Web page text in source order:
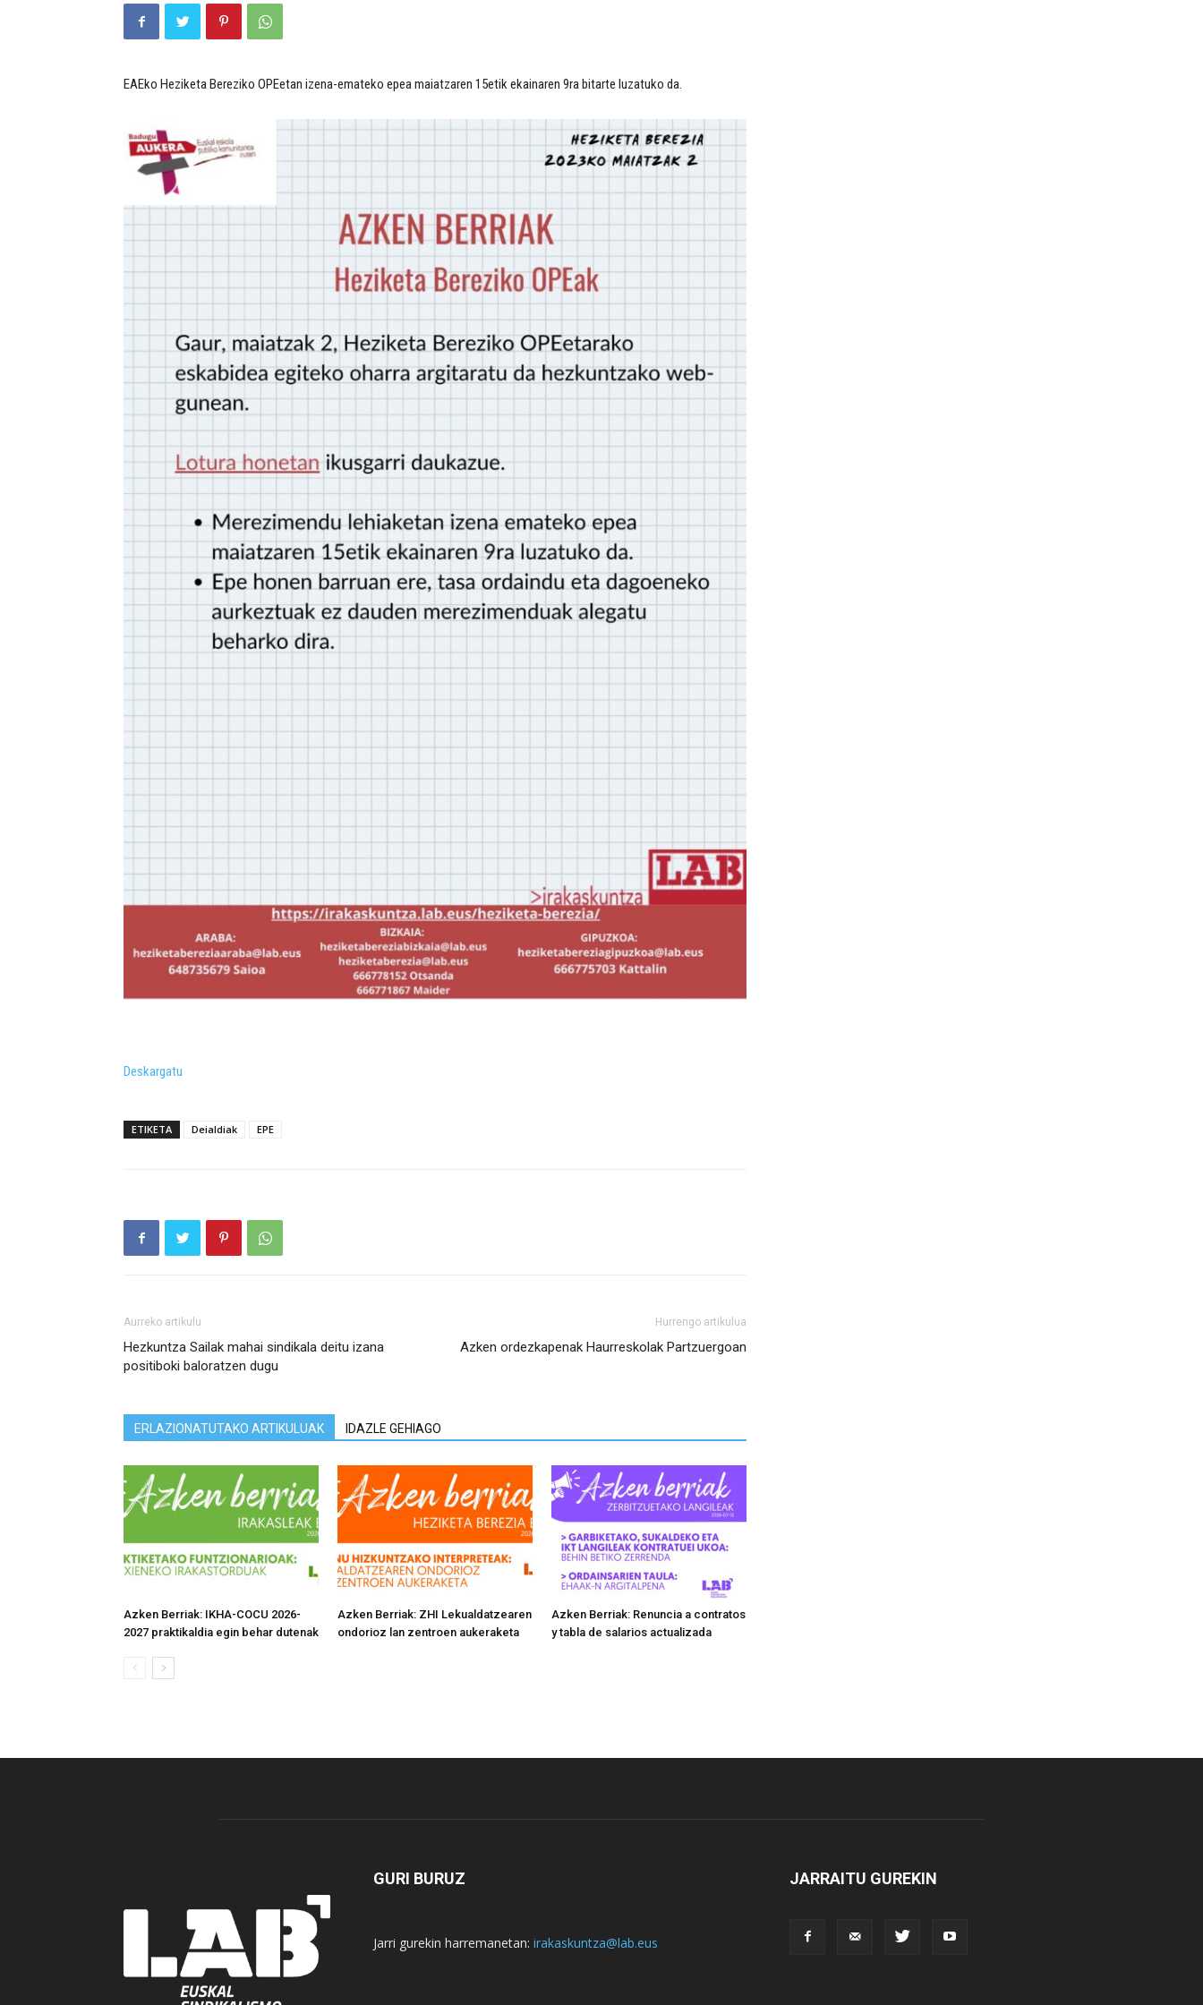
EAEko Heziketa Bereziko OPEetan izena-emateko epea maiatzaren 15etik ekainaren 9ra bitarte luzatuko da.
Deskargatu
ETIKETA Deialdiak EPE
Aurreko artikulu
Hezkuntza Sailak mahai sindikala deitu izana
positiboki baloratzen dugu
Hurrengo artikulua
Azken ordezkapenak Haurreskolak Partzuergoan
ERLAZIONATUTAKO ARTIKULUAK IDAZLE GEHIAGO
Azken Berriak: IKHA-COCU 2026-
2027 praktikaldia egin behar dutenak
Azken Berriak: ZHI Lekualdatzearen
ondorioz lan zentroen aukeraketa
Azken Berriak: Renuncia a contratos
y tabla de salarios actualizada
GURI BURUZ
Jarri gurekin harremanetan: irakaskuntza@lab.eus
JARRAITU GUREKIN